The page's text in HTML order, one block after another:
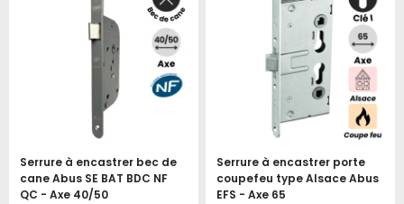
Serrure à encastrer bec de
cane Abus SE BAT BDC NF
QC - Axe 40/50
Serrure à encastrer porte
coupefeu type Alsace Abus
EFS - Axe 65